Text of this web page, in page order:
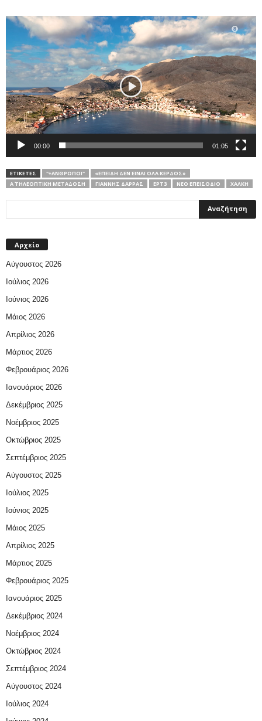
Πρόγραμμα
Αναπαραγωγής
Βίντεο
00:00 01:05
ΕΤΙΚΕΤΕΣ "+ΑΝΘΡΩΠΟΙ"
«ΕΠΕΙΔΉ ΔΕΝ ΕΊΝΑΙ ΌΛΑ ΚΈΡΔΟΣ»
Α΄ ΤΗΛΕΟΠΤΙΚΗ ΜΕΤΑΔΟΣΗ
ΓΙΆΝΝΗΣ ΔΆΡΡΑΣ ΕΡΤ3 ΝΈΟ ΕΠΕΙΣΌΔΙΟ ΧΆΛΚΗ
Αρχείο
Αύγουστος 2026
Ιούλιος 2026
Ιούνιος 2026
Μάιος 2026
Απρίλιος 2026
Μάρτιος 2026
Φεβρουάριος 2026
Ιανουάριος 2026
Δεκέμβριος 2025
Νοέμβριος 2025
Οκτώβριος 2025
Σεπτέμβριος 2025
Αύγουστος 2025
Ιούλιος 2025
Ιούνιος 2025
Μάιος 2025
Απρίλιος 2025
Μάρτιος 2025
Φεβρουάριος 2025
Ιανουάριος 2025
Δεκέμβριος 2024
Νοέμβριος 2024
Οκτώβριος 2024
Σεπτέμβριος 2024
Αύγουστος 2024
Ιούλιος 2024